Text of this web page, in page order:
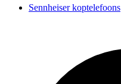
Sennheiser koptelefoons